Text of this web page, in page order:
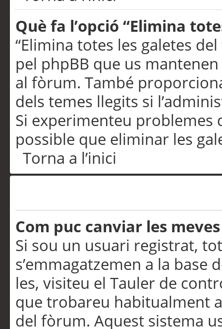
Què fa l’opció “Elimina
“Elimina totes les galetes
pel phpBB que us
al fòrum. També
dels temes llegits si
Si experimenteu problemes
possible que eliminar les
Torna a l’inici
Com puc canviar les
Si sou un usuari registrat,
s’emmagatzemen a la
les, visiteu el Tauler de
que trobareu habitualment
del fòrum. Aquest sistema